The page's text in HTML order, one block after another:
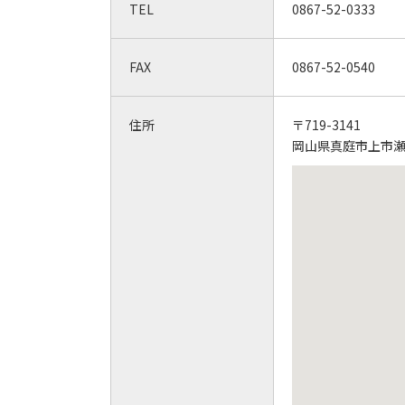
TEL 0867-52-0333
FAX 0867-52-0540
住所
〒719-3141
岡山県真庭市上市